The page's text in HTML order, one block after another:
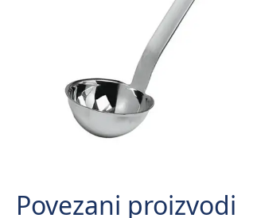
Povezani proizvodi